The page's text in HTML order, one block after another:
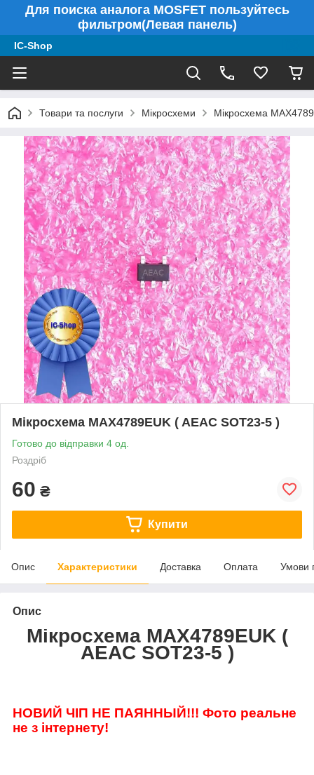
Для поиска аналога MOSFET пользуйтесь
фильтром(Левая панель)
IC-Shop
Товари та послуги Мікросхеми Мікросхема
Мікросхема MAX4789EUK ( AEAC SOT23-5 )
Готово до відправки 4 од.
Роздріб
60 ₴
Купити
Опис Характеристики Доставка Оплата Умови
Опис
Мікросхема MAX4789EUK (
AEAC SOT23-5 )
НОВИЙ ЧІП НЕ ПАЯННЫЙ!!! Фото реальне
не з інтернету!